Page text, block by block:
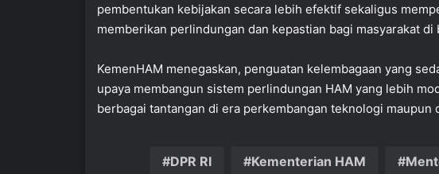
pembentukan kebijakan secara lebih efektif sekaligus
memberikan perlindungan dan kepastian bagi masyarakat di
KemenHAM menegaskan, penguatan kelembagaan yang
upaya membangun sistem perlindungan HAM yang lebih
berbagai tantangan di era perkembangan teknologi maupun
DPR RI Kementerian HAM